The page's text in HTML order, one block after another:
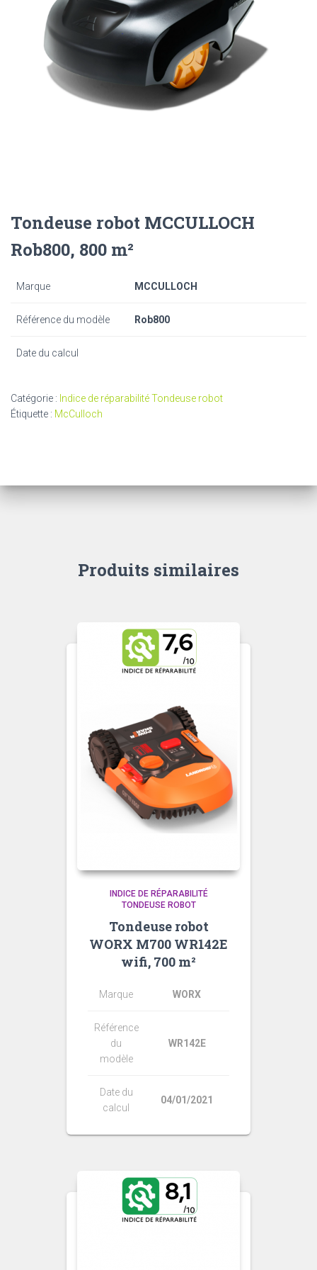
Tondeuse robot MCCULLOCH
Rob800, 800 m²
Marque MCCULLOCH
Référence du modèle Rob800
Date du calcul
Catégorie : Indice de réparabilité Tondeuse robot
Étiquette : McCulloch
Produits similaires
INDICE DE RÉPARABILITÉ
TONDEUSE ROBOT
Tondeuse robot
WORX M700 WR142E
wifi, 700 m²
Marque WORX
Référence
du
modèle
WR142E
Date du
calcul
04/01/2021